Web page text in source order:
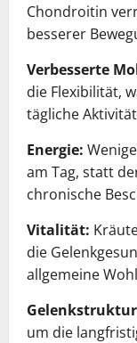
Chondroitin
besserer
Verbesserte
die Flexibilität,
tägliche
Energie:
am Tag, statt
chronische
Vitalität:
die
allgemeine
um die